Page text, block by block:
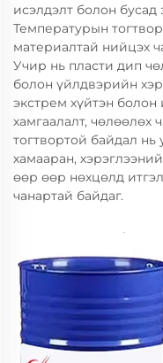
исэлдэлт болон бусад
Температурын
материалтай нийцэх
Учир нь пласти дип
болон үйлдвэрийн
экстрем хүйтэн болон
хамгаалалт, чөлөөлөх
тогтвортой байдал
хамааран,
өөр өөр нөхцөлд
чанартай байдаг.